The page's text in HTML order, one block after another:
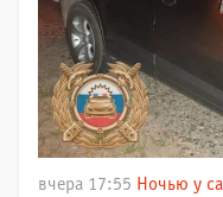
вчера 17:55 Ночью у